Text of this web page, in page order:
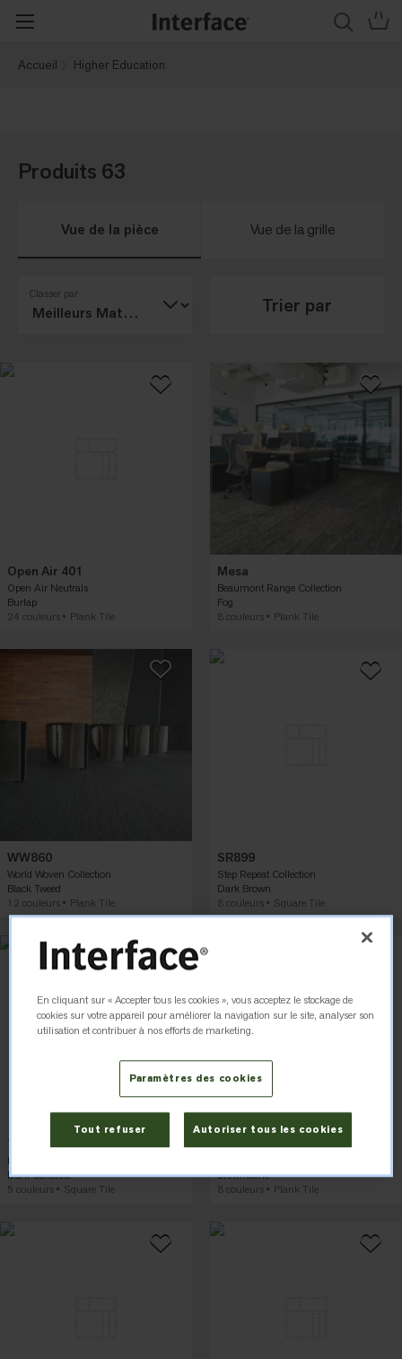
Accueil Higher Education
Produits 63
Vue de la pièce Vue de la grille
Classer par
Trier par
Open Air 401
Open Air Neutrals
Burlap
24 couleurs
Plank Tile
Mesa
Beaumont Range Collection
Fog
8 couleurs
Plank Tile
WW860
World Woven Collection
Black Tweed
12 couleurs
Plank Tile
SR899
Step Repeat Collection
Dark Brown
8 couleurs
Square Tile
Textured Stones 4.5 mm
Level Set Collection
Dark Concrete
5 couleurs
Square Tile
E615
Brownstone
8 couleurs
Plank Tile
En cliquant sur « Accepter tous les cookies », vous acceptez le stockage de
cookies sur votre appareil pour améliorer la navigation sur le site, analyser son
utilisation et contribuer à nos efforts de marketing.
Paramètres des cookies
Tout refuser Autoriser tous les cookies